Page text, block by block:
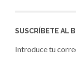
SUSCRÍBETE AL
Introduce tu